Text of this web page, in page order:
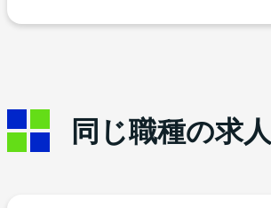
同じ職種の求人